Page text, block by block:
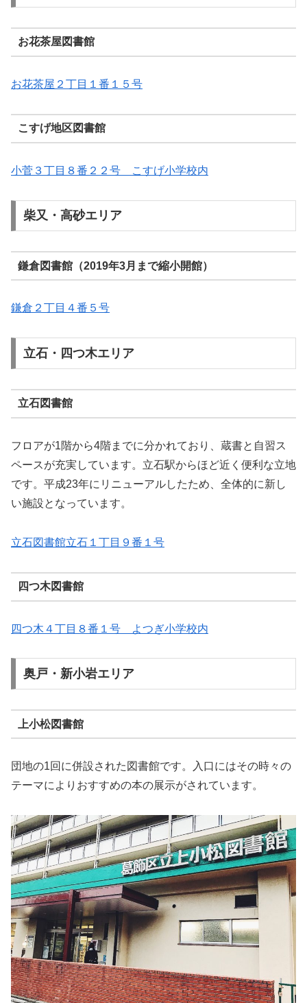
お花茶屋図書館
お花茶屋２丁目１番１５号
こすげ地区図書館
小菅３丁目８番２２号 こすげ小学校内
柴又・高砂エリア
鎌倉図書館（2019年3月まで縮小開館）
鎌倉２丁目４番５号
立石・四つ木エリア
立石図書館
フロアが1階から4階までに分かれており、蔵書と自習ス
ペースが充実しています。立石駅からほど近く便利な立地
です。平成23年にリニューアルしたため、全体的に新し
い施設となっています。
立石図書館立石１丁目９番１号
四つ木図書館
四つ木４丁目８番１号 よつぎ小学校内
奥戸・新小岩エリア
上小松図書館
団地の1回に併設された図書館です。入口にはその時々の
テーマによりおすすめの本の展示がされています。